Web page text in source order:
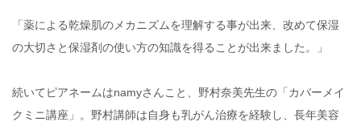
「薬による乾燥肌のメカニズムを理解する事が出来、改めて保湿
の大切さと保湿剤の使い方の知識を得ることが出来ました。」
続いてピアネームはnamyさんこと、野村奈美先生の「カバーメイ
クミニ講座」。野村講師は自身も乳がん治療を経験し、長年美容